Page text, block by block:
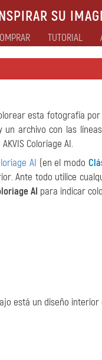
SU
TUTORIAL
esta fotografía
un archivo con las
Coloriage AI.
AI (en el modo
Ante todo utilice
AI para indicar
está un diseño